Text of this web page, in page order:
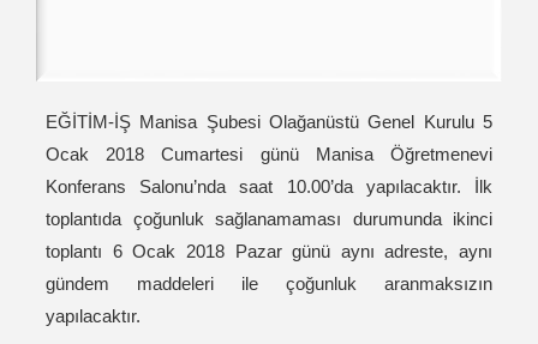
EĞİTİM-İŞ Manisa Şubesi Olağanüstü Genel Kurulu 5
Ocak 2018 Cumartesi günü Manisa Öğretmenevi
Konferans Salonu’nda saat 10.00’da yapılacaktır. İlk
toplantıda çoğunluk sağlanamaması durumunda ikinci
toplantı 6 Ocak 2018 Pazar günü aynı adreste, aynı
gündem maddeleri ile çoğunluk aranmaksızın
yapılacaktır.